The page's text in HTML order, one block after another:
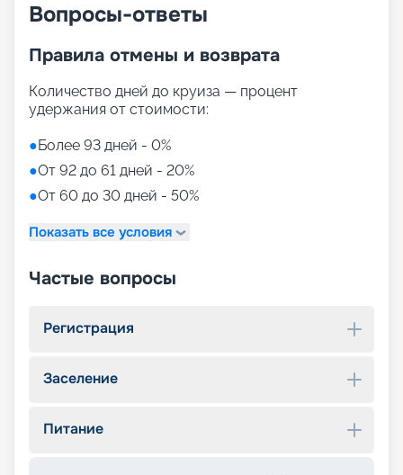
Вопросы-ответы
Правила отмены и возврата
Количество дней до круиза — процент
удержания от стоимости:
●Более 93 дней - 0%
●От 92 до 61 дней - 20%
●От 60 до 30 дней - 50%
Показать все условия
Частые вопросы
Регистрация
Заселение
Питание